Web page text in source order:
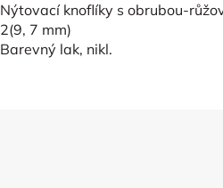
Nýtovací knoflíky s obrubou-
2(9, 7 mm)
Barevný lak, nikl.